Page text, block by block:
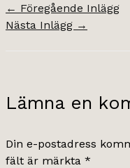
← Föregående Inlägg
Nästa Inlägg →
Lämna en
Din e-postadress
fält är märkta *